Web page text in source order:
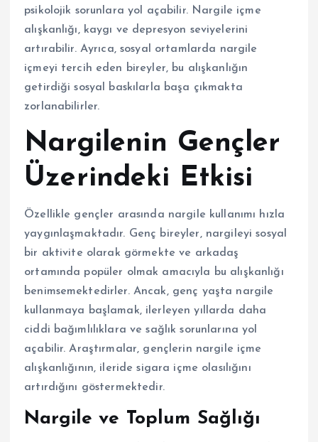
psikolojik sorunlara yol açabilir. Nargile içme
alışkanlığı, kaygı ve depresyon seviyelerini
artırabilir. Ayrıca, sosyal ortamlarda nargile
içmeyi tercih eden bireyler, bu alışkanlığın
getirdiği sosyal baskılarla başa çıkmakta
zorlanabilirler.
Nargilenin Gençler
Üzerindeki Etkisi
Özellikle gençler arasında nargile kullanımı hızla
yaygınlaşmaktadır. Genç bireyler, nargileyi sosyal
bir aktivite olarak görmekte ve arkadaş
ortamında popüler olmak amacıyla bu alışkanlığı
benimsemektedirler. Ancak, genç yaşta nargile
kullanmaya başlamak, ilerleyen yıllarda daha
ciddi bağımlılıklara ve sağlık sorunlarına yol
açabilir. Araştırmalar, gençlerin nargile içme
alışkanlığının, ileride sigara içme olasılığını
artırdığını göstermektedir.
Nargile ve Toplum Sağlığı